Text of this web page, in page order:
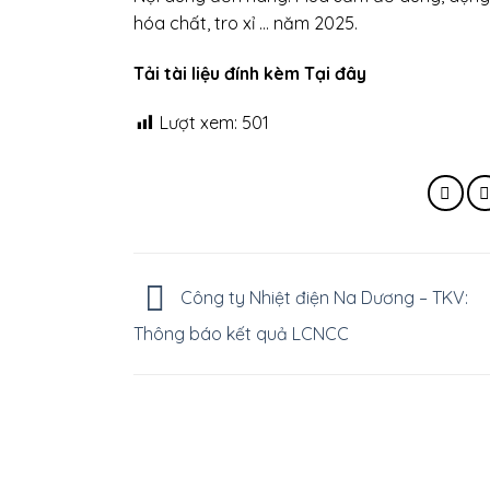
hóa chất, tro xỉ … năm 2025.
Tải tài liệu đính kèm Tại đây
Lượt xem: 501
Công ty Nhiệt điện Na Dương – TKV:
Thông báo kết quả LCNCC